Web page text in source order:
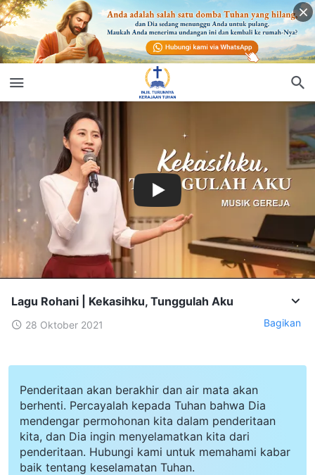
Lagu Rohani | Kekasihku, Tunggulah Aku
28 Oktober 2021 Bagikan
Penderitaan akan berakhir dan air mata akan
berhenti. Percayalah kepada Tuhan bahwa Dia
mendengar permohonan kita dalam penderitaan
kita, dan Dia ingin menyelamatkan kita dari
penderitaan. Hubungi kami untuk memahami kabar
baik tentang keselamatan Tuhan.